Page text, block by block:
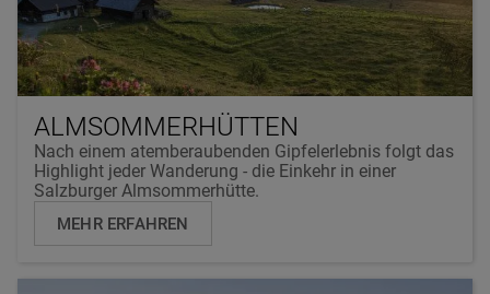
ALMSOMMERHÜTTEN
Nach einem atemberaubenden Gipfelerlebnis folgt das
Highlight jeder Wanderung - die Einkehr in einer
Salzburger Almsommerhütte.
MEHR ERFAHREN